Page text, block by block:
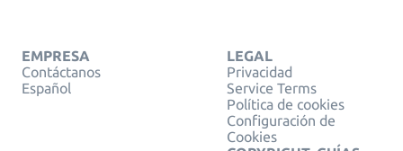
EMPRESA
Contáctanos
Español
LEGAL
Privacidad
Service Terms
Política de cookies
Configuración de
Cookies